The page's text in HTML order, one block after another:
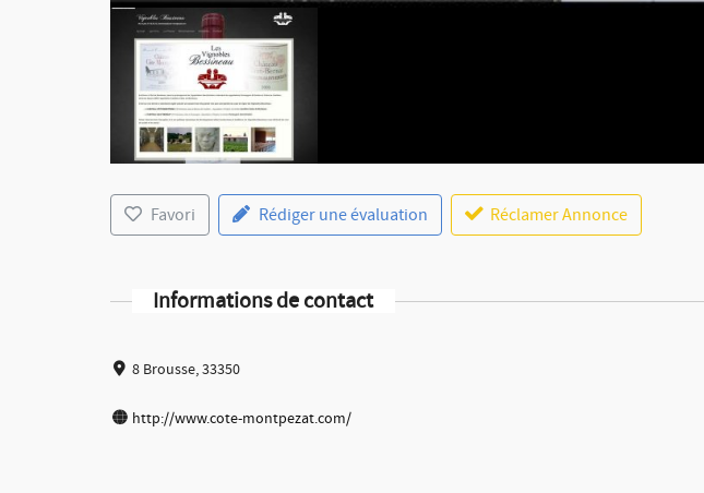
Favori Rédiger une évaluation Réclamer Annonce
Informations de contact
8 Brousse, 33350
http://www.cote-montpezat.com/